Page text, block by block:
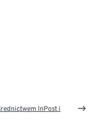
InPost i